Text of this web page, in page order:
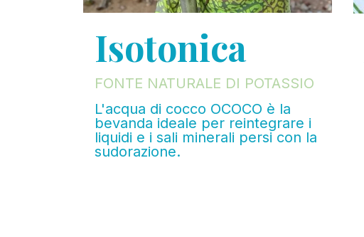
Isotonica
FONTE NATURALE DI POTASSIO
L'acqua di cocco OCOCO è la
bevanda ideale per reintegrare i
liquidi e i sali minerali persi con la
sudorazione.